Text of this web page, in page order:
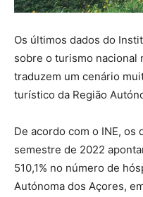
Os últimos dados do
sobre o turismo nacional
traduzem um cenário
turístico da Região
De acordo com o INE,
semestre de 2022
510,1% no número de
Autónoma dos Açores,